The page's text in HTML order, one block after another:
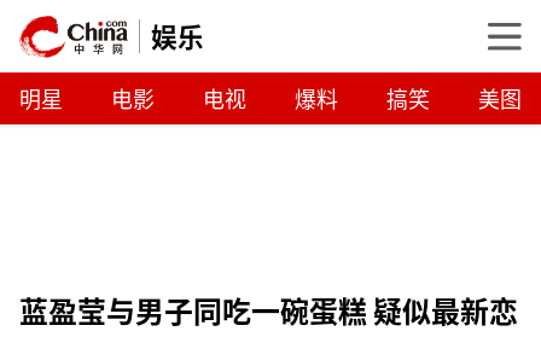
娱乐
明星 电影 电视 爆料 搞笑 美图
蓝盈莹与男子同吃一碗蛋糕 疑似最新恋